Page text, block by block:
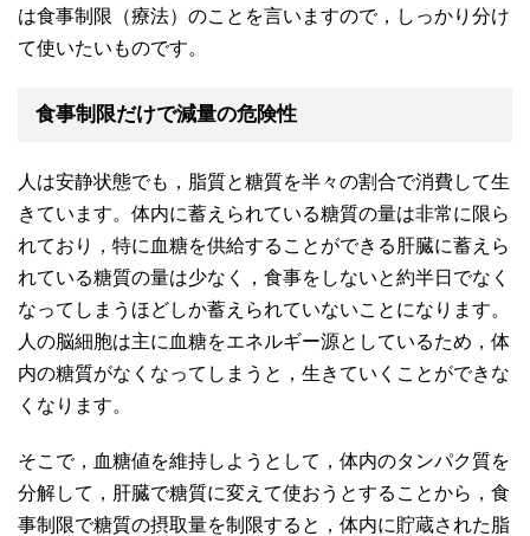
は食事制限（療法）のことを言いますので，しっかり分け
て使いたいものです。
食事制限だけで減量の危険性
人は安静状態でも，脂質と糖質を半々の割合で消費して生
きています。体内に蓄えられている糖質の量は非常に限ら
れており，特に血糖を供給することができる肝臓に蓄えら
れている糖質の量は少なく，食事をしないと約半日でなく
なってしまうほどしか蓄えられていないことになります。
人の脳細胞は主に血糖をエネルギー源としているため，体
内の糖質がなくなってしまうと，生きていくことができな
くなります。
そこで，血糖値を維持しようとして，体内のタンパク質を
分解して，肝臓で糖質に変えて使おうとすることから，食
事制限で糖質の摂取量を制限すると，体内に貯蔵された脂